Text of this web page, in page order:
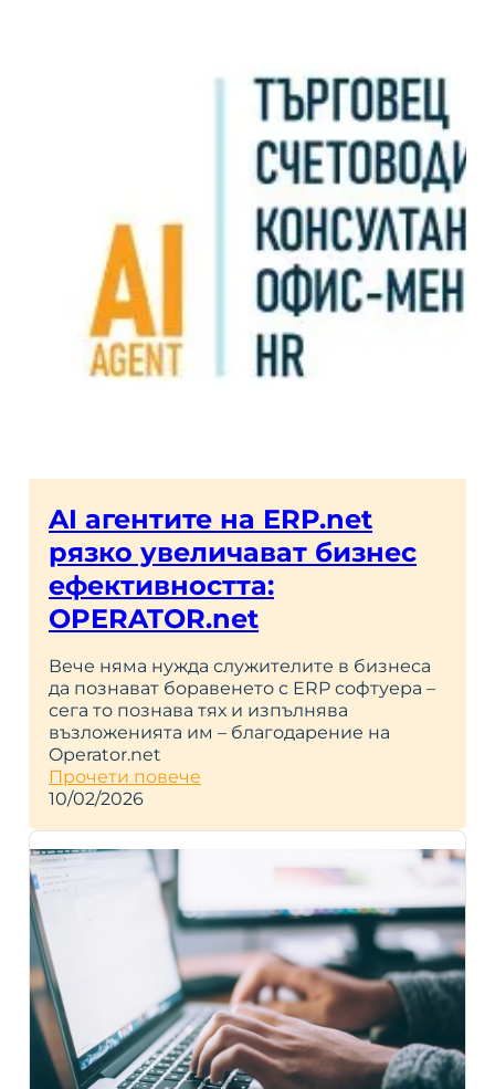
AI агентите на ERP.net
рязко увеличават бизнес
ефективността:
OPERATOR.net
Вече няма нужда служителите в бизнеса
да познават боравенето с ERP софтуера –
сега то познава тях и изпълнява
възложенията им – благодарение на
Operator.net
Прочети повече
10/02/2026